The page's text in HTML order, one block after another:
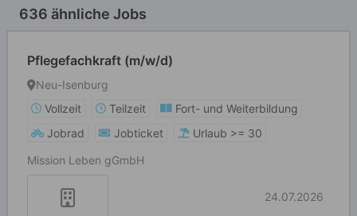
636 ähnliche Jobs
Pflegefachkraft (m/w/d)
Neu-Isenburg
Vollzeit
Teilzeit
Fort- und Weiterbildung
Jobrad
Jobticket
Urlaub >= 30
Mission Leben gGmbH
24.07.2026